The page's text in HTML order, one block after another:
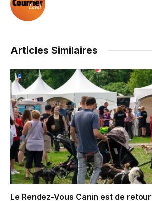
Articles Similaires
Le Rendez-Vous Canin est de